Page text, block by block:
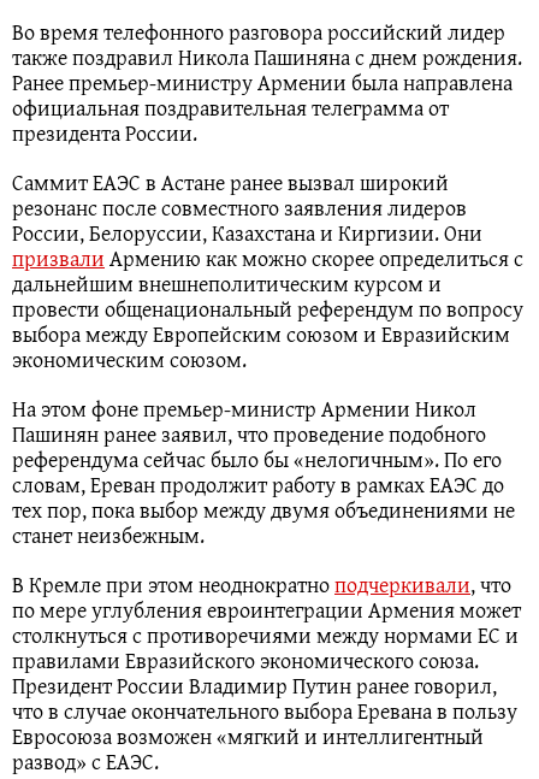
Во время телефонного разговора российский лидер
также поздравил Никола Пашиняна с днем рождения.
Ранее премьер-министру Армении была направлена
официальная поздравительная телеграмма от
президента России.
Саммит ЕАЭС в Астане ранее вызвал широкий
резонанс после совместного заявления лидеров
России, Белоруссии, Казахстана и Киргизии. Они
призвалиАрмению как можно скорее определиться с
дальнейшим внешнеполитическим курсом и
провести общенациональный референдум по вопросу
выбора между Европейским союзом и Евразийским
экономическим союзом.
На этом фоне премьер-министр Армении Никол
Пашинян ранее заявил, что проведение подобного
референдума сейчас было бы «нелогичным». По его
словам, Ереван продолжит работу в рамках ЕАЭС до
тех пор, пока выбор между двумя объединениями не
станет неизбежным.
В Кремле при этом неоднократноподчеркивали, что
по мере углубления евроинтеграции Армения может
столкнуться с противоречиями между нормами ЕС и
правилами Евразийского экономического союза.
Президент России Владимир Путин ранее говорил,
что в случае окончательного выбора Еревана в пользу
Евросоюза возможен «мягкий и интеллигентный
развод» с ЕАЭС.